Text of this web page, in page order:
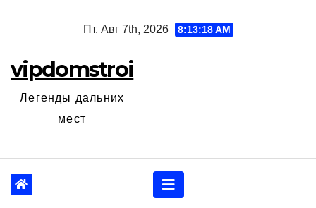
Пт. Авг 7th, 2026 8:13:19 AM
vipdomstroi
Легенды дальних
мест